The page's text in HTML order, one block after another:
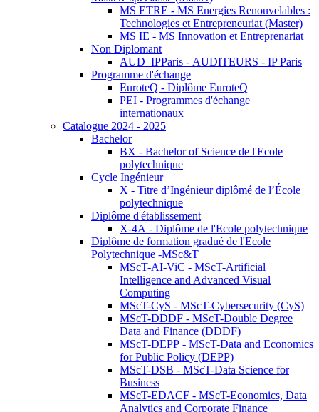
MS ETRE - MS Energies Renouvelables :
Technologies et Entrepreneuriat (Master)
MS IE - MS Innovation et Entreprenariat
Non Diplomant
AUD_IPParis - AUDITEURS - IP Paris
Programme d'échange
EuroteQ - Diplôme EuroteQ
PEI - Programmes d'échange
internationaux
Catalogue 2024 - 2025
Bachelor
BX - Bachelor of Science de l'Ecole
polytechnique
Cycle Ingénieur
X - Titre d’Ingénieur diplômé de l’École
polytechnique
Diplôme d'établissement
X-4A - Diplôme de l'Ecole polytechnique
Diplôme de formation gradué de l'Ecole
Polytechnique -MSc&T
MScT-AI-ViC - MScT-Artificial
Intelligence and Advanced Visual
Computing
MScT-CyS - MScT-Cybersecurity (CyS)
MScT-DDDF - MScT-Double Degree
Data and Finance (DDDF)
MScT-DEPP - MScT-Data and Economics
for Public Policy (DEPP)
MScT-DSB - MScT-Data Science for
Business
MScT-EDACF - MScT-Economics, Data
Analytics and Corporate Finance